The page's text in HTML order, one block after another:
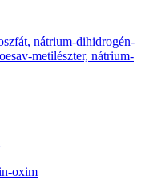
nátrium-dihidrogén-
metilészter, nátrium-
oxim